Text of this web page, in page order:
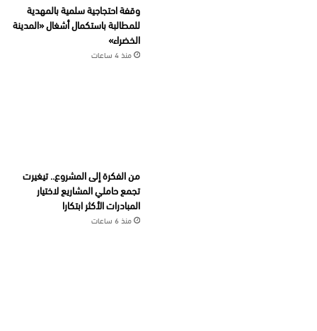
وقفة احتجاجية سلمية بالمهدية
للمطالبة باستكمال أشغال «المدينة
الخضراء»
منذ 4 ساعات
من الفكرة إلى المشروع.. تيغيرت
تجمع حاملي المشاريع لاختيار
المبادرات الأكثر ابتكارا
منذ 6 ساعات